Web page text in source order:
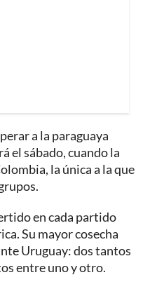
a la paraguaya
el sábado, cuando la
la única a la que
en cada partido
Su mayor cosecha
Uruguay: dos tantos
entre uno y otro.